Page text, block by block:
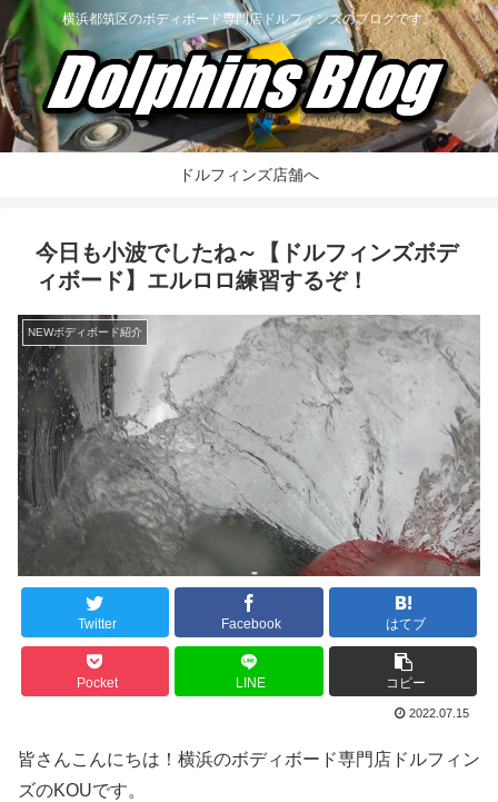
横浜都筑区のボディボード専門店ドルフィンズのブログです。
ドルフィンズ店舗へ
今日も小波でしたね～【ドルフィンズボデ
ィボード】エルロロ練習するぞ！
NEWボディボード紹介
Twitter Facebook はてブ
Pocket LINE コピー
2022.07.15
皆さんこんにちは！横浜のボディボード専門店ドルフィン
ズのKOUです。